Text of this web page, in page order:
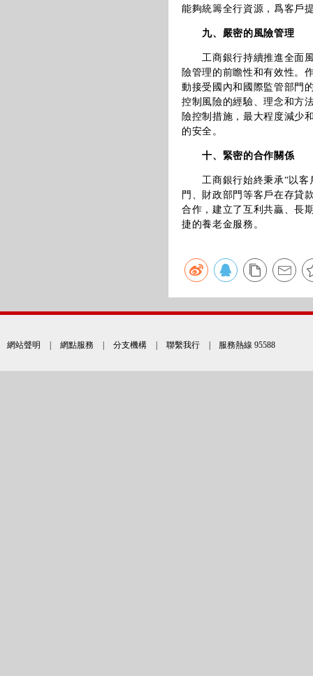
能夠統籌全行資源，爲客戶
九、嚴密的風險管理
工商銀行持續推進全面
險管理的前瞻性和有效性。
動接受國內和國際監管部門
控制風險的經驗、理念和方
險控制措施，最大程度減少
的安全。
十、緊密的合作關係
工商銀行始終秉承“以
門、財政部門等客戶在存貸
合作，建立了互利共贏、長
捷的養老金服務。
網站聲明 網點服務 分支機構 聯繫我行 | 服務熱線 95588